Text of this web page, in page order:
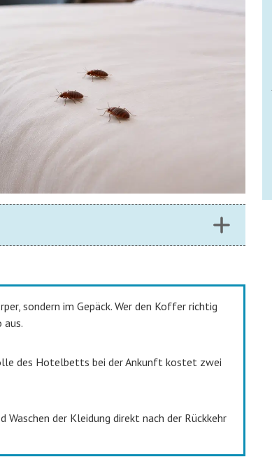
sondern im Gepäck. Wer den Koffer richtig
des Hotelbetts bei der Ankunft kostet zwei
Waschen der Kleidung direkt nach der Rückkehr